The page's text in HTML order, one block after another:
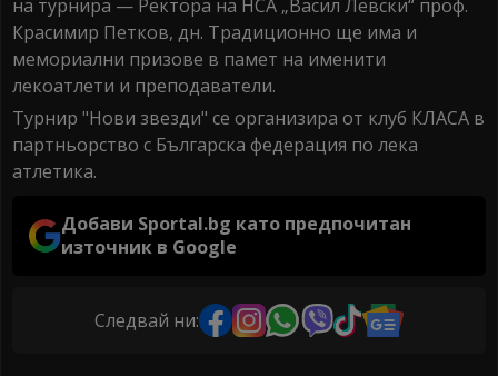
на турнира — Ректора на НСА „Васил Левски“ проф.
Красимир Петков, дн. Традиционно ще има и
мемориални призове в памет на именити
лекоатлети и преподаватели.
Турнир "Нови звезди" се организира от клуб КЛАСА в
партньорство с Българска федерация по лека
атлетика.
Добави Sportal.bg като предпочитан
източник в Google
Следвай ни: